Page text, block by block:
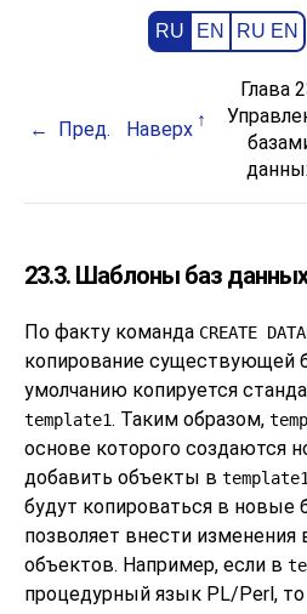
RU EN RU EN
Пред. Наверх
Глава
23.3. Шаблоны баз данных
По факту команда CREATE
копирование существующей
умолчанию копируется
template1. Таким образом,
основе которого создаются
добавить объекты в template1
будут копироваться в новые
позволяет внести изменения
объектов. Например, если в
процедурный язык PL/Perl,